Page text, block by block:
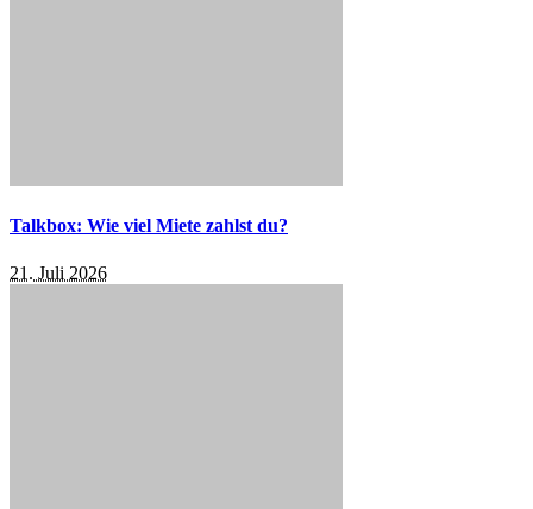
Talkbox: Wie viel Miete zahlst du?
21. Juli 2026